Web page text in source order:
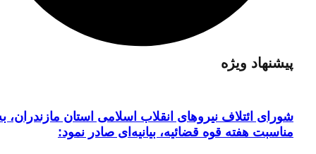
پیشنهاد ویژه
شورای ائتلاف نیروهای انقلاب اسلامی استان مازندران، به
مناسبت هفته قوه قضائیه، بیانیه‌ای صادر نمود: